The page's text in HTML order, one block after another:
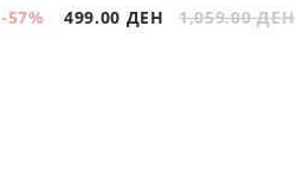
-57% 499.00 ДЕН 1,059.00 ДЕН